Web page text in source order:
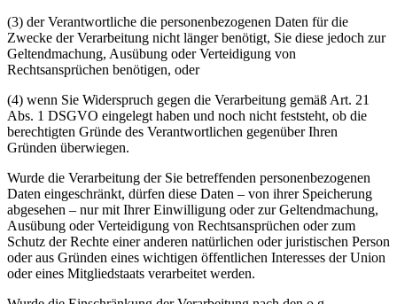
(3) der Verantwortliche die personenbezogenen Daten für die
Zwecke der Verarbeitung nicht länger benötigt, Sie diese jedoch zur
Geltendmachung, Ausübung oder Verteidigung von
Rechtsansprüchen benötigen, oder
(4) wenn Sie Widerspruch gegen die Verarbeitung gemäß Art. 21
Abs. 1 DSGVO eingelegt haben und noch nicht feststeht, ob die
berechtigten Gründe des Verantwortlichen gegenüber Ihren
Gründen überwiegen.
Wurde die Verarbeitung der Sie betreffenden personenbezogenen
Daten eingeschränkt, dürfen diese Daten – von ihrer Speicherung
abgesehen – nur mit Ihrer Einwilligung oder zur Geltendmachung,
Ausübung oder Verteidigung von Rechtsansprüchen oder zum
Schutz der Rechte einer anderen natürlichen oder juristischen Person
oder aus Gründen eines wichtigen öffentlichen Interesses der Union
oder eines Mitgliedstaats verarbeitet werden.